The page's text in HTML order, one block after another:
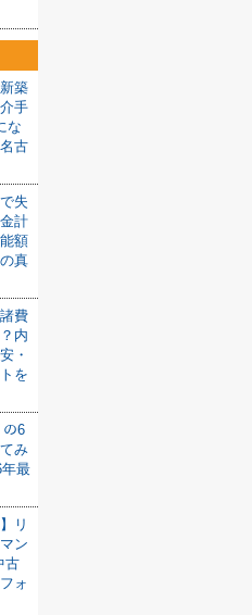
築
手
な
古
失
計
額
真
費
内
・
を
の6
み
最
リ
ン
古
ォ